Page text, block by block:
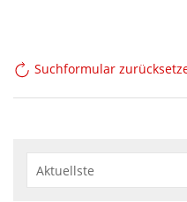
Suchformular